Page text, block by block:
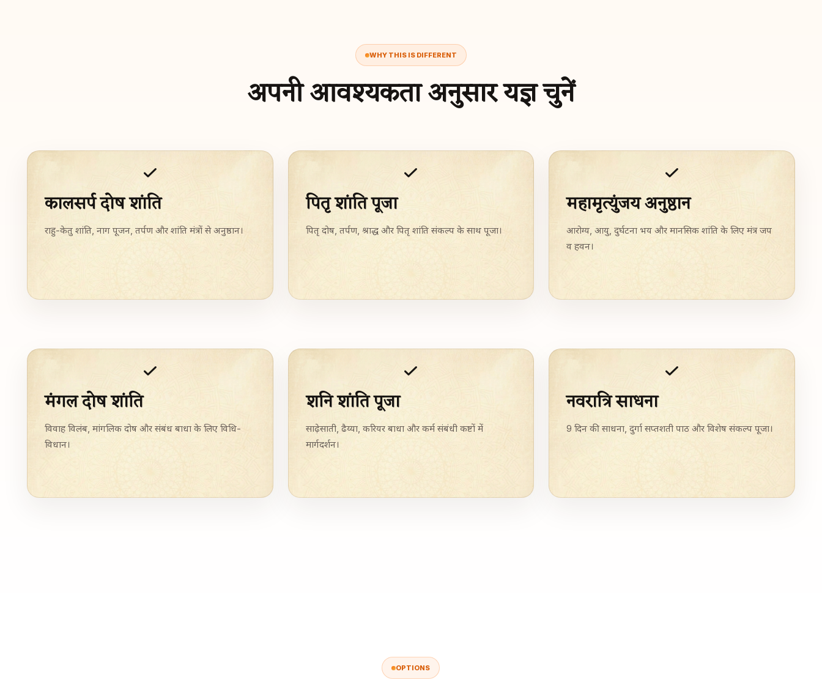
WHY THIS IS DIFFERENT
अपनी आवश्यकता अनुसार यज्ञ चुनें
कालसर्प दोष शांति
राहु-केतु शांति, नाग पूजन, तर्पण और शांति मंत्रों से अनुष्ठान।
पितृ शांति पूजा
पितृ दोष, तर्पण, श्राद्ध और पितृ शांति संकल्प के साथ पूजा।
महामृत्युंजय अनुष्ठान
आरोग्य, आयु, दुर्घटना भय और मानसिक शांति के लिए मंत्र जप
व हवन।
मंगल दोष शांति
विवाह विलंब, मांगलिक दोष और संबंध बाधा के लिए विधि-
विधान।
शनि शांति पूजा
साढ़ेसाती, ढैय्या, करियर बाधा और कर्म संबंधी कष्टों में
मार्गदर्शन।
नवरात्रि साधना
9 दिन की साधना, दुर्गा सप्तशती पाठ और विशेष संकल्प पूजा।
OPTIONS